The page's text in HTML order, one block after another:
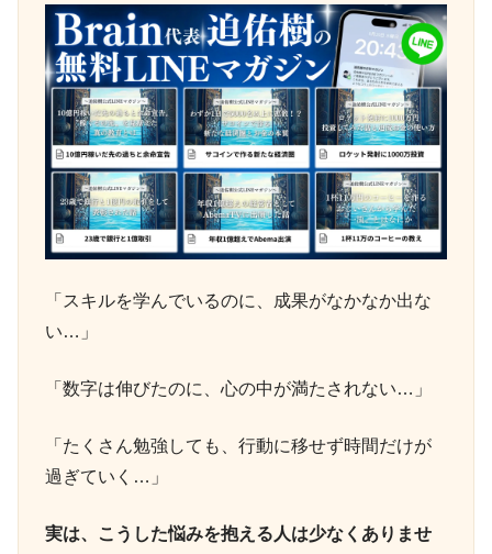
「スキルを学んでいるのに、成果がなかなか出な
い…」
「数字は伸びたのに、心の中が満たされない…」
「たくさん勉強しても、行動に移せず時間だけが
過ぎていく…」
実は、こうした悩みを抱える人は少なくありませ